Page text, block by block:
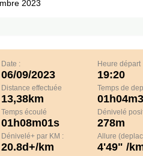
2023
Date :
06/09/2023
Heure départ
19:20
Distance effectuée
13,38km
Temps de
Temps écoulé
01h08m01s
Dénivelé
278m
Dénivelé+ par KM :
20.8d+/km
Allure
4'49" /